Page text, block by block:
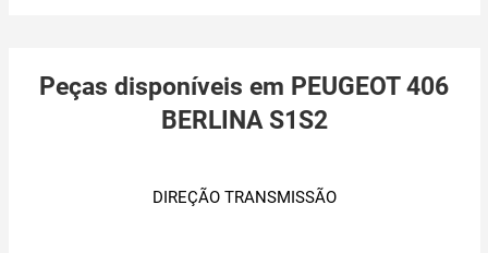
Peças disponíveis em PEUGEOT 406
BERLINA S1S2
DIREÇÃO TRANSMISSÃO